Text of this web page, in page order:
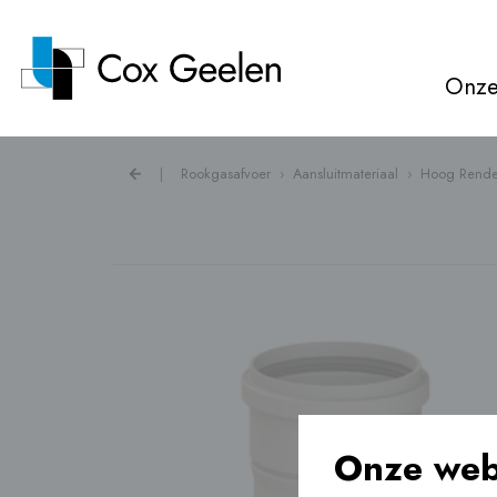
Ventilatie ›
Vloerverwarming ›
| Rookgasafvoer › Aansluitmateriaal › Hoog
Onze